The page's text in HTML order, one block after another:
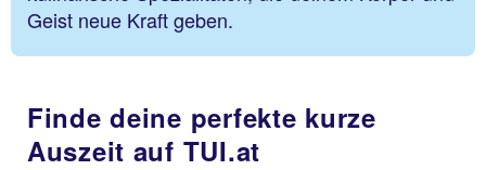
Geist neue Kraft geben.
Finde deine perfekte kurze
Auszeit auf TUI.at